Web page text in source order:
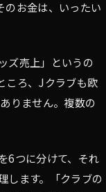
のお金は、いったい
ズ売上」というの
ころ、Jクラブも欧
りません。複数の
6つに分けて、それ
します。「クラブの